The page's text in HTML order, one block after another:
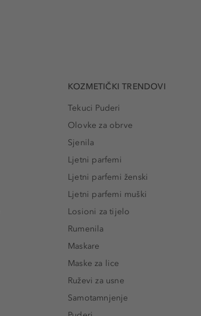
KOZMETIČKI TRENDOVI
Tekuci Puderi
Olovke za obrve
Sjenila
Ljetni parfemi
Ljetni parfemi ženski
Ljetni parfemi muški
Losioni za tijelo
Rumenila
Maskare
Maske za lice
Ruževi za usne
Samotamnjenje